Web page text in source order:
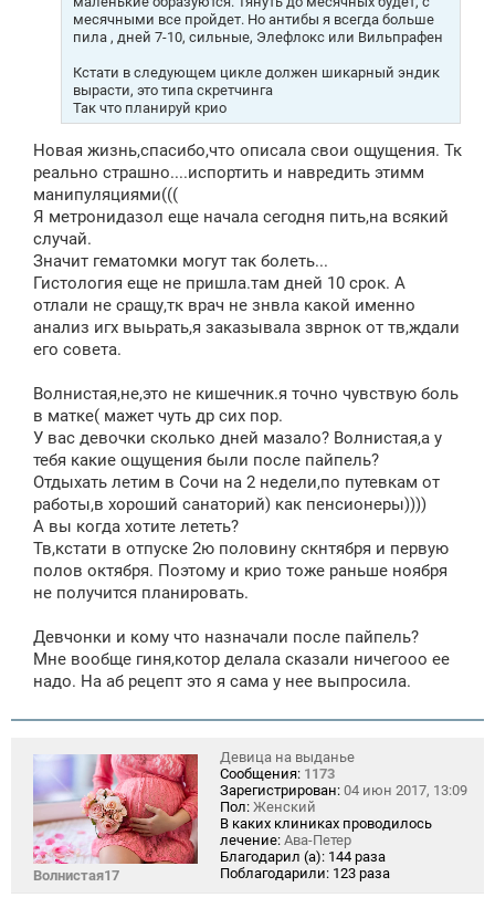
месячными все пройдет. Но антибы я всегда больше
пила , дней 7-10, сильные, Элефлокс или Вильпрафен
Кстати в следующем цикле должен шикарный эндик
вырасти, это типа скретчинга
Так что планируй крио
Новая жизнь,спасибо,что описала свои ощущения. Тк
реально страшно....испортить и навредить этимм
манипуляциями(((
Я метронидазол еще начала сегодня пить,на всякий
случай.
Значит гематомки могут так болеть...
Гистология еще не пришла.там дней 10 срок. А
отлали не сращу,тк врач не знвла какой именно
анализ игх выьрать,я заказывала зврнок от тв,ждали
его совета.
Волнистая,не,это не кишечник.я точно чувствую боль
в матке( мажет чуть др сих пор.
У вас девочки сколько дней мазало? Волнистая,а у
тебя какие ощущения были после пайпель?
Отдыхать летим в Сочи на 2 недели,по путевкам от
работы,в хороший санаторий) как пенсионеры))))
А вы когда хотите лететь?
Тв,кстати в отпуске 2ю половину скнтября и первую
полов октября. Поэтому и крио тоже раньше ноября
не получится планировать.
Девчонки и кому что назначали после пайпель?
Мне вообще гиня,котор делала сказали ничегооо ее
надо. На аб рецепт это я сама у нее выпросила.
Волнистая17
Девица на выданье
Сообщения: 1173
Зарегистрирован: 04 июн 2017, 13:09
Пол: Женский
В каких клиниках проводилось
лечение: Ава-Петер
Благодарил (а): 144 раза
Поблагодарили: 123 раза